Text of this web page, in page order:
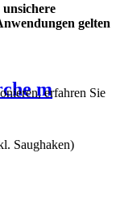
m
Saughaken)
gelten
erfahren Sie